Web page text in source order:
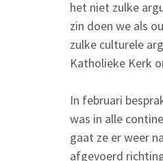
het niet zulke
zin doen we als
zulke culturele
Katholieke Kerk
In februari
was in alle
gaat ze er weer
afgevoerd